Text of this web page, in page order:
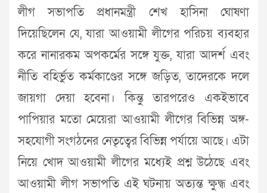
লীগ সভাপতি প্রধানমন্ত্রী শেখ হাসিনা ঘোষণা
দিয়েছিলেন যে, যারা আওয়ামী লীগের পরিচয় ব্যবহার
করে নানারকম অপকর্মের সঙ্গে যুক্ত, যারা আদর্শ এবং
নীতি বহির্ভুত কর্মকাণ্ডের সঙ্গে জড়িত, তাদেরকে দলে
জায়গা দেয়া হবেনা। কিন্তু তারপরেও একইভাবে
পাপিয়ার মতো মেয়েরা আওয়ামী লীগের বিভিন্ন অঙ্গ-
সহযোগী সংগঠনের নেতৃত্বের বিভিন্ন পর্যায়ে আছে। এটা
নিয়ে খোদ আওয়ামী লীগের মধ্যেই প্রশ্ন উঠেছে এবং
আওয়ামী লীগ সভাপতি এই ঘটনায় অত্যন্ত ক্ষুদ্ধ্ব এবং